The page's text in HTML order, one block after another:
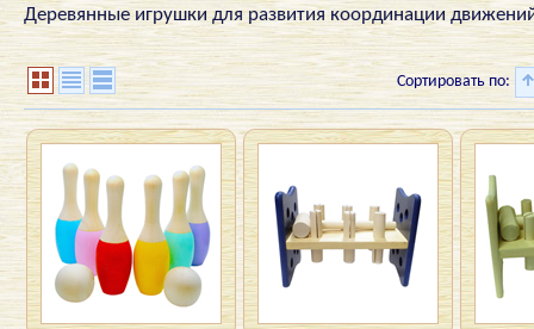
Деревянные игрушки для развития координации
Сортировать по: